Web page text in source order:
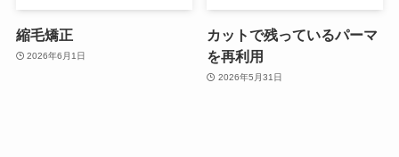
縮毛矯正
2026年6月1日
カットで残っているパーマ
を再利用
2026年5月31日